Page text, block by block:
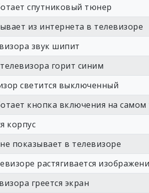
спутниковый тюнер
из интернета в телевизоре
звук шипит
горит синим
светится выключенный
кнопка включения на самом
корпус
показывает в телевизоре
растягивается
греется экран